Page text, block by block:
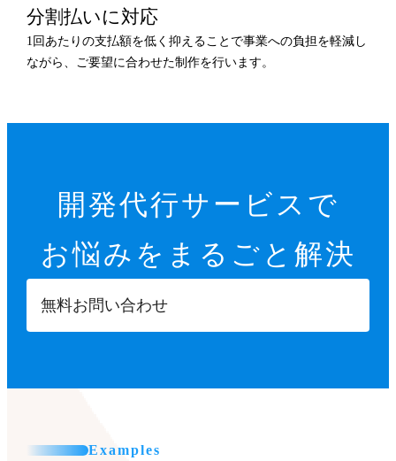
分割払いに対応
1回あたりの支払額を低く抑えることで事業への負担を軽減し
ながら、ご要望に合わせた制作を行います。
開発代行サービスで
お悩みをまるごと解決
無料お問い合わせ
Examples